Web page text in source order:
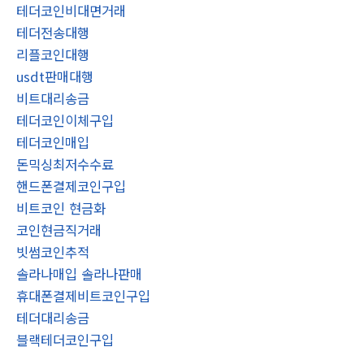
테더코인비대면거래
테더전송대행
리플코인대행
usdt판매대행
비트대리송금
테더코인이체구입
테더코인매입
돈믹싱최저수수료
핸드폰결제코인구입
비트코인 현금화
코인현금직거래
빗썸코인추적
솔라나매입 솔라나판매
휴대폰결제비트코인구입
테더대리송금
블랙테더코인구입